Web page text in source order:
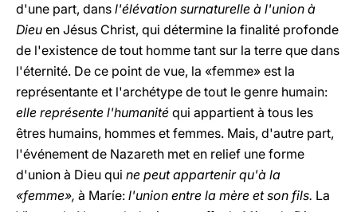
d'une part, dans l'élévation surnaturelle à l'union à
Dieu en Jésus Christ, qui détermine la finalité profonde
de l'existence de tout homme tant sur la terre que dans
l'éternité. De ce point de vue, la «femme» est la
représentante et l'archétype de tout le genre humain:
elle représente l'humanité qui appartient à tous les
êtres humains, hommes et femmes. Mais, d'autre part,
l'événement de Nazareth met en relief une forme
d'union à Dieu qui ne peut appartenir qu'à la
«femme», à Maríe: l'union entre la mère et son fils. La